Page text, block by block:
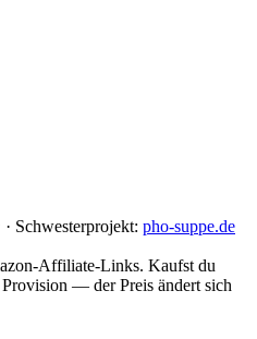
· Schwesterprojekt: pho-suppe.de
Affiliate-Links. Kaufst du
— der Preis ändert sich